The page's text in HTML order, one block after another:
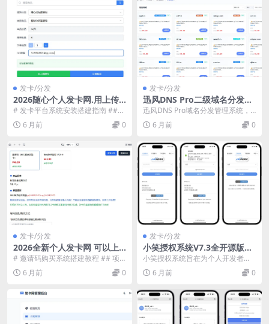
发卡/分发
2026随心个人发卡网.用上传
自己收款码.不需要支付接口.
自动发卡密
# 发卡平台系统安装搭建指南 ##
环境准备 在安装本系统之前，请确
保您的服务器...
6 月前 0
发卡/分发
迅风DNS Pro二级域名分发全
新V3.1.2系统源码
迅风DNS Pro域名分发管理系统，
连上各家服务商，一个后台搞定解
析、订单、工单...
6 月前 0
发卡/分发
2026全新个人发卡网 可以上
传自己收款码.不需要支付接口
# 邀请码购买系统搭建教程 ## 项
目概述 这是一个基于React+TypeS
c... 6 月前 0
发卡/分发
小笑授权系统V7.3全开源版支
持二开
小笑授权系统旨在为个人开发者或
者开发团队提供一种高效便捷的管
理个人源码的方案。通...
6 月前 0